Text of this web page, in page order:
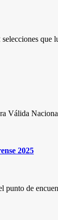
Válida
2025
punto de